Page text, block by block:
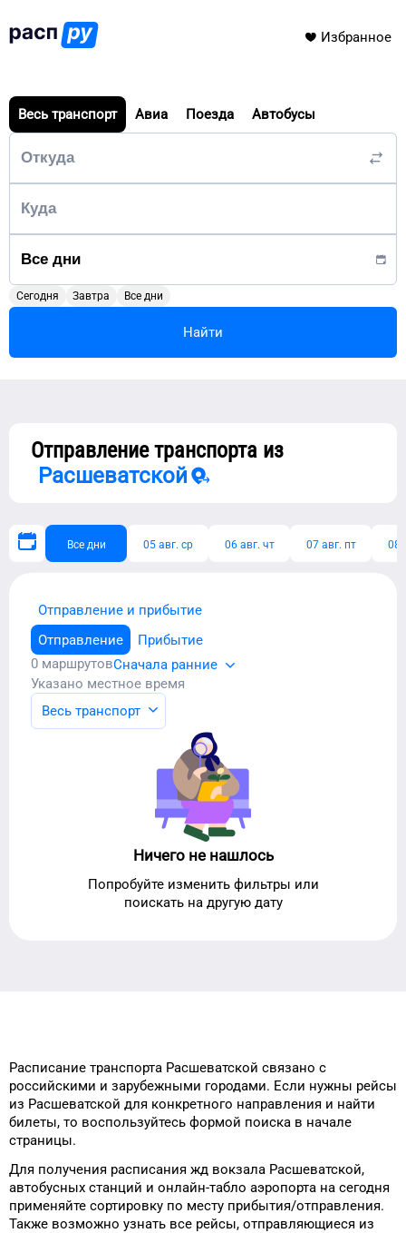
Избранное
Весь транспорт Авиа Поезда Автобусы
Сегодня Завтра Все дни
Найти
Отправление транспорта из
Расшеватской
Все дни 05 авг. ср 06 авг. чт 07 авг. пт 08
Отправление и прибытие
Отправление
Прибытие
0 маршрутовСначала ранние
Указано местное время
Весь транспорт
Ничего не нашлось
Попробуйте изменить фильтры или
поискать на другую дату
Расписание транспорта Расшеватской связано с
российскими и зарубежными городами. Если нужны рейсы
из Расшеватской для конкретного направления и найти
билеты, то воспользуйтесь формой поиска в начале
страницы.
Для получения расписания жд вокзала Расшеватской,
автобусных станций и онлайн-табло аэропорта на сегодня
применяйте сортировку по месту прибытия/отправления.
Также возможно узнать все рейсы, отправляющиеся из